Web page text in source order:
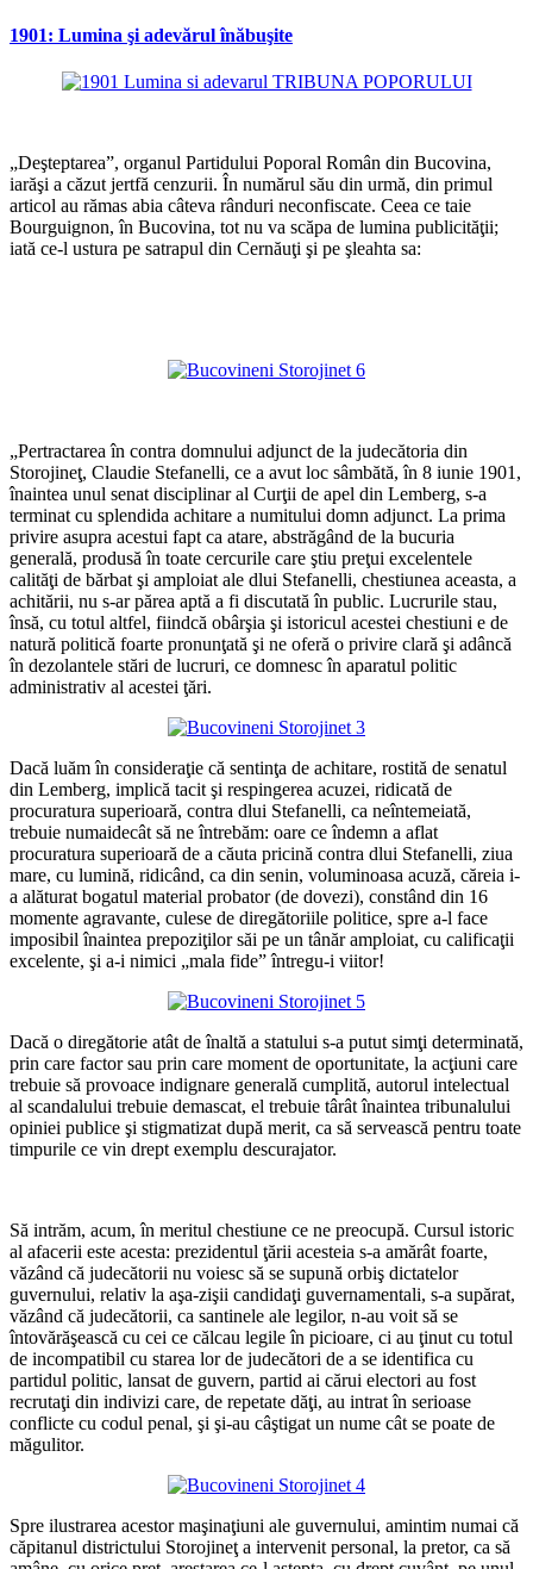
1901: Lumina şi adevărul înăbuşite
„Deşteptarea”, organul Partidului Poporal Român din Bucovina,
iarăşi a căzut jertfă cenzurii. În numărul său din urmă, din primul
articol au rămas abia câteva rânduri neconfiscate. Ceea ce taie
Bourguignon, în Bucovina, tot nu va scăpa de lumina publicităţii;
iată ce-l ustura pe satrapul din Cernăuţi şi pe şleahta sa:
„Pertractarea în contra domnului adjunct de la judecătoria din
Storojineţ, Claudie Stefanelli, ce a avut loc sâmbătă, în 8 iunie 1901,
înaintea unul senat disciplinar al Curţii de apel din Lemberg, s-a
terminat cu splendida achitare a numitului domn adjunct. La prima
privire asupra acestui fapt ca atare, abstrăgând de la bucuria
generală, produsă în toate cercurile care ştiu preţui excelentele
calităţi de bărbat şi amploiat ale dlui Stefanelli, chestiunea aceasta, a
achitării, nu s-ar părea aptă a fi discutată în public. Lucrurile stau,
însă, cu totul altfel, fiindcă obârşia şi istoricul acestei chestiuni e de
natură politică foarte pronunţată şi ne oferă o privire clară şi adâncă
în dezolantele stări de lucruri, ce domnesc în aparatul politic
administrativ al acestei ţări.
Dacă luăm în consideraţie că sentinţa de achitare, rostită de senatul
din Lemberg, implică tacit şi respingerea acuzei, ridicată de
procuratura superioară, contra dlui Stefanelli, ca neîntemeiată,
trebuie numaidecât să ne întrebăm: oare сe îndemn a aflat
procuratura superioară de a căuta pricină contra dlui Stefanelli, ziua
mare, cu lumină, ridicând, ca din senin, voluminoasa acuză, căreia i-
a alăturat bogatul material probator (de dovezi), constând din 16
momente agravante, culese de diregătoriile politice, spre a-l face
imposibil înaintea prepoziţilor săi pe un tânăr amploiat, cu calificaţii
excelente, şi a-i nimici „mala fide” întregu-i viitor!
Dacă o diregătorie atât de înaltă a statului s-a putut simţi determinată,
prin care factor sau prin care moment de oportunitate, la acţiuni care
trebuie să provoace indignare generală cumplită, autorul intelectual
al scandalului trebuie demascat, el trebuie târât înaintea tribunalului
opiniei publice şi stigmatizat după merit, ca să servească pentru toate
timpurile ce vin drept exemplu descurajator.
Să intrăm, acum, în meritul chestiune ce ne preocupă. Cursul istoric
al afacerii este acesta: prezidentul ţării acesteia s-a amărât foarte,
văzând că judecătorii nu voiesc să se supună orbiş dictatelor
guvernului, relativ la aşa-zişii candidaţi guvernamentali, s-a supărat,
văzând că judecătorii, ca santinele ale legilor, n-au voit să se
întovărăşească cu cei ce călcau legile în picioare, ci au ţinut cu totul
de incompatibil cu starea lor de judecători de a se identifica cu
partidul politic, lansat de guvern, partid ai cărui electori au fost
recrutaţi din indivizi care, de repetate dăţi, au intrat în serioase
conflicte cu codul penal, şi şi-au câştigat un nume cât se poate de
măgulitor.
Spre ilustrarea acestor maşinaţiuni ale guvernului, amintim numai că
căpitanul districtului Storojineţ a intervenit personal, la pretor, ca să